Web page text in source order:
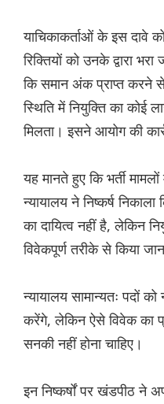
याचिकाकर्ताओं के इस दावे
रिक्तियों को उनके द्वारा भरा
कि समान अंक प्राप्त करने
स्थिति में नियुक्ति का कोई
मिलता। इसने आयोग की
यह मानते हुए कि भर्ती
न्यायालय ने निष्कर्ष
का दायित्व नहीं है, लेकिन
विवेकपूर्ण तरीके से किया
न्यायालय सामान्यतः पदों
करेंगे, लेकिन ऐसे विवेक का
सनकी नहीं होना चाहिए।
इन निष्कर्षों पर खंडपीठ ने